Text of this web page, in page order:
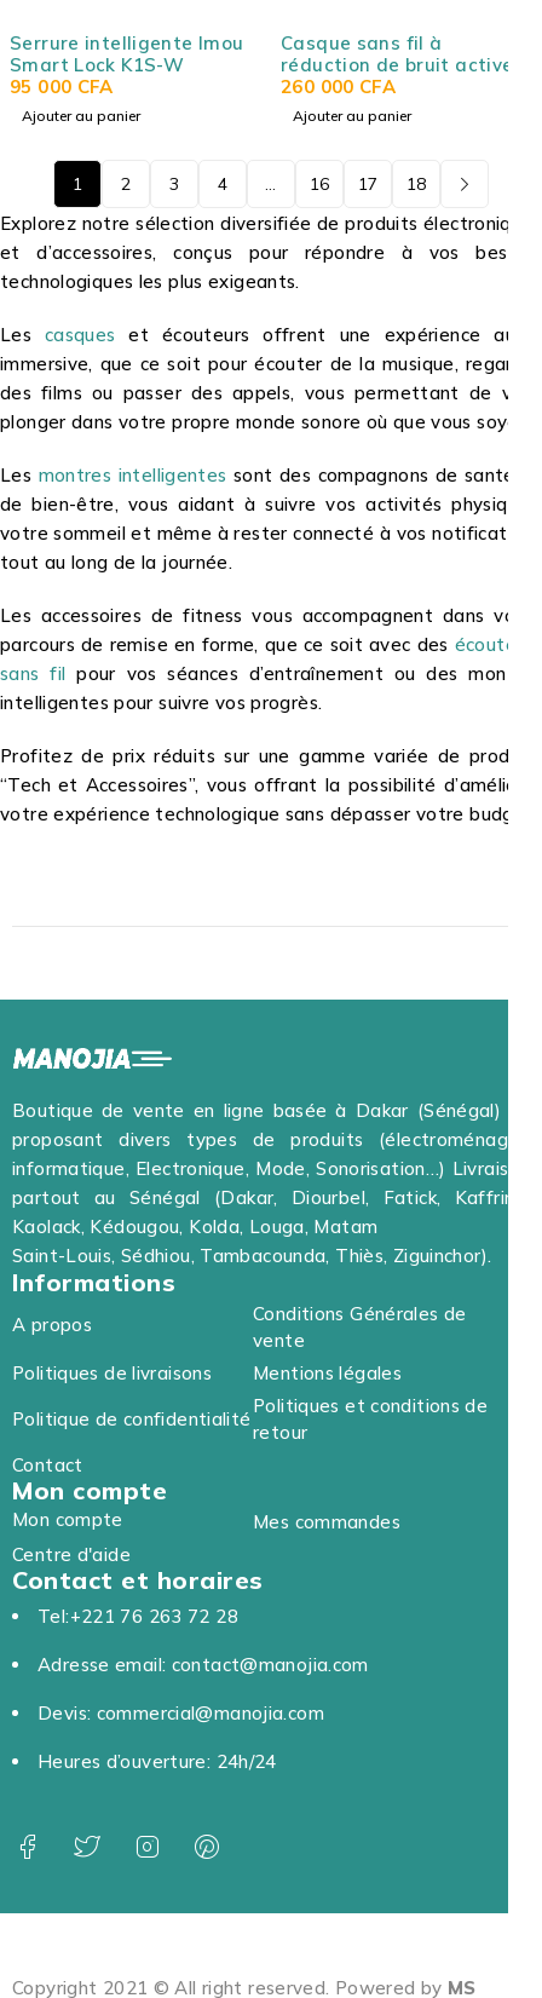
Serrure intelligente Imou
Smart Lock K1S-W
95 000 CFA
Ajouter au panier
Casque sans fil à
réduction de bruit active
Sony WH-1000XM6
260 000 CFA
Ajouter au panier
1 2 3 4 … 16 17 18
Explorez notre sélection diversifiée de produits électroniques
et d’accessoires, conçus pour répondre à vos besoins
technologiques les plus exigeants.
Les casques et écouteurs offrent une expérience audio
immersive, que ce soit pour écouter de la musique, regarder
des films ou passer des appels, vous permettant de vous
plonger dans votre propre monde sonore où que vous soyez.
Les montres intelligentes sont des compagnons de santé et
de bien-être, vous aidant à suivre vos activités physiques,
votre sommeil et même à rester connecté à vos notifications
tout au long de la journée.
Les accessoires de fitness vous accompagnent dans votre
parcours de remise en forme, que ce soit avec des écouteurs
sans fil pour vos séances d’entraînement ou des montres
intelligentes pour suivre vos progrès.
Profitez de prix réduits sur une gamme variée de produits
“Tech et Accessoires”, vous offrant la possibilité d’améliorer
votre expérience technologique sans dépasser votre budget.
Boutique de vente en ligne basée à Dakar (Sénégal) et
proposant divers types de produits (électroménager,
informatique, Electronique, Mode, Sonorisation…) Livraison
partout au Sénégal (Dakar, Diourbel, Fatick, Kaffrine,
Kaolack, Kédougou, Kolda, Louga, Matam
Saint-Louis, Sédhiou, Tambacounda, Thiès, Ziguinchor).
Informations
A propos
Conditions Générales de
vente
Politiques de livraisons
Mentions légales
Politique de confidentialité
Politiques et conditions de
retour
Contact
Mon compte
Mon compte
Mes commandes
Centre d'aide
Contact et horaires
Tel:+221 76 263 72 28
Adresse email: contact@manojia.com
Devis: commercial@manojia.com
Heures d’ouverture: 24h/24
Copyright 2021 © All right reserved. Powered by MS